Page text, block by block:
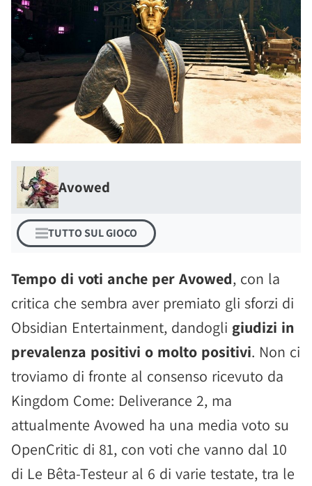
Avowed
TUTTO SUL GIOCO
Tempo di voti anche per Avowed, con la
critica che sembra aver premiato gli sforzi di
Obsidian Entertainment, dandogli giudizi in
prevalenza positivi o molto positivi. Non ci
troviamo di fronte al consenso ricevuto da
Kingdom Come: Deliverance 2, ma
attualmente Avowed ha una media voto su
OpenCritic di 81, con voti che vanno dal 10
di Le Bêta-Testeur al 6 di varie testate, tra le